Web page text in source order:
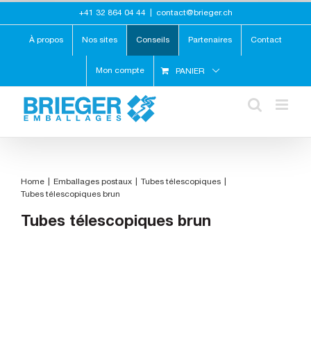
content
+41 32 864 04 44 contact@brieger.ch
À propos Nos sites Conseils Partenaires Contact
Mon compte PANIER
Home Emballages postaux
Tubes télescopiques
Tubes télescopiques brun
Tubes télescopiques brun